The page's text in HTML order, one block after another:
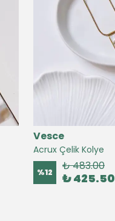
Vesce
Acrux Çelik Kolye
%12 ₺ 483.00
₺ 425.50